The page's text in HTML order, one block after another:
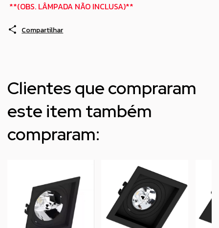
**(OBS. LÂMPADA NÃO INCLUSA)**
Compartilhar
Clientes que compraram
este item também
compraram: